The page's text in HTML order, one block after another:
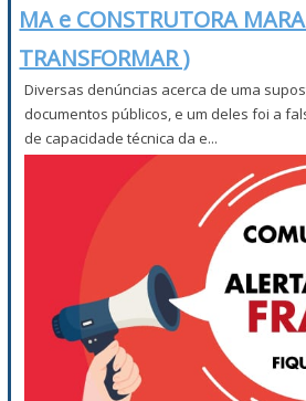
MA e CONSTRUTORA
TRANSFORMAR )
Diversas denúncias acerca de uma
documentos públicos, e um deles foi a
de capacidade técnica da e...